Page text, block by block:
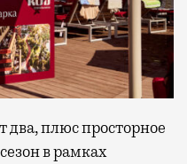
два, плюс просторное
в рамках